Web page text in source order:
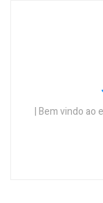
| Bem vindo ao